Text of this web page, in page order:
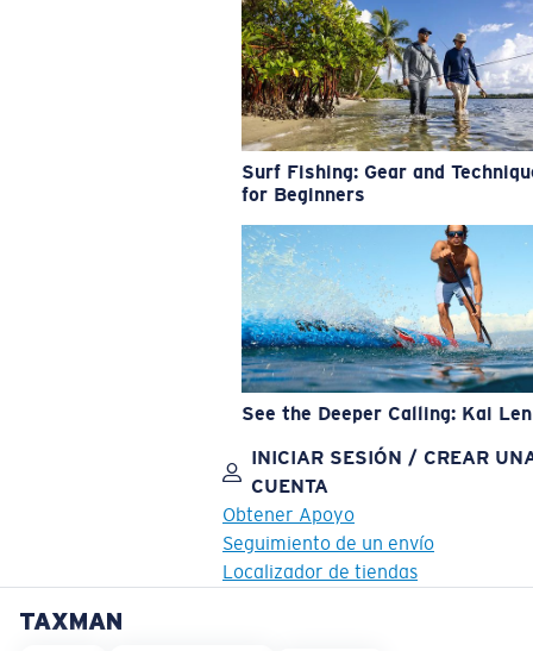
Surf Fishing: Gear and
for Beginners
See the Deeper Calling: Kai
INICIAR SESIÓN / CREAR
CUENTA
Obtener Apoyo
Seguimiento de un envío
Localizador de tiendas
OBJETIVO ACTUALIZADO
TAXMAN